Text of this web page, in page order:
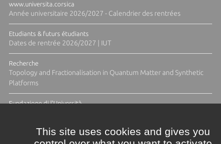
www.universita.corsica
Année universitaire 2026/2027 - Calendrier des rentrées
Etudiants & futurs étudiants
Dates de rentrée 2026/2027 | IUT
Recherche
Topology and Fractionalisation in Quantum Matter and Synthetic
Platforms
Fundazione di l'Università
This site uses cookies and gives you